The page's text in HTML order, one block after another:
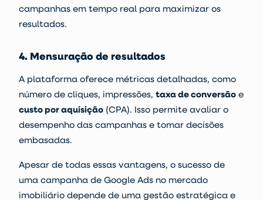
campanhas em tempo real para maximizar os
resultados.
4. Mensuração de resultados
A plataforma oferece métricas detalhadas, como
número de cliques, impressões, taxa de conversão e
custo por aquisição (CPA). Isso permite avaliar o
desempenho das campanhas e tomar decisões
embasadas.
Apesar de todas essas vantagens, o sucesso de
uma campanha de Google Ads no mercado
imobiliário depende de uma gestão estratégica e